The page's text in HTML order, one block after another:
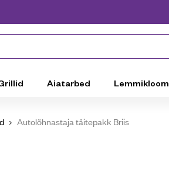
Aiatarbed Lemmikloom
Autolõhnastaja täitepakk Briis